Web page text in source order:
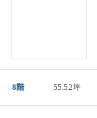
8階 55.52坪